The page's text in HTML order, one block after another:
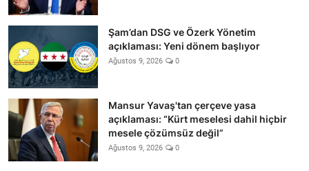
Şam’dan DSG ve Özerk Yönetim
açıklaması: Yeni dönem başlıyor
Ağustos 9, 2026 0
Mansur Yavaş'tan çerçeve yasa
açıklaması: “Kürt meselesi dahil hiçbir
mesele çözümsüz değil”
Ağustos 9, 2026 0